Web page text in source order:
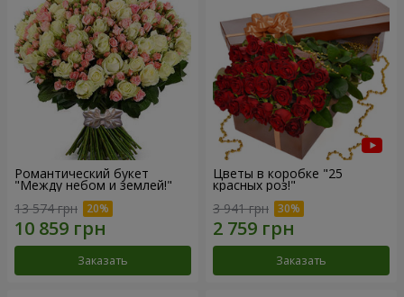
Романтический букет
"Между небом и землей!"
13 574 грн
Заказать
Цветы в коробке "25
красных роз!"
3 941 грн
Заказать